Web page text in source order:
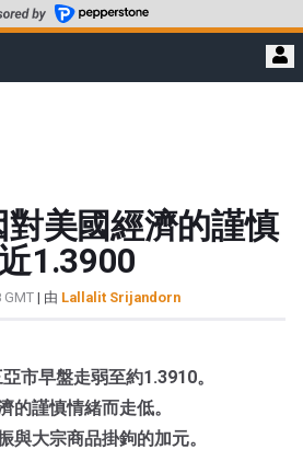
美國經濟的謹慎
1.3900
GMT | 由 Lallalit Srijandorn
市早盤走弱至約1.3910。
的謹慎情緒而走低。
與大宗商品掛鉤的加元。